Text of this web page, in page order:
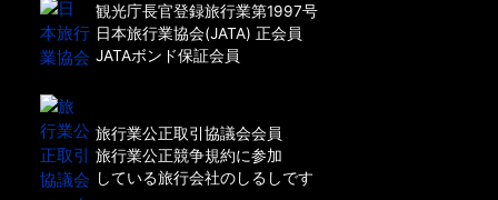
観光庁長官登録旅行業第1997号
日本旅行業協会(JATA) 正会員
JATAボンド保証会員
旅行業公正取引協議会会員
旅行業公正競争規約に参加
している旅行会社のしるしです